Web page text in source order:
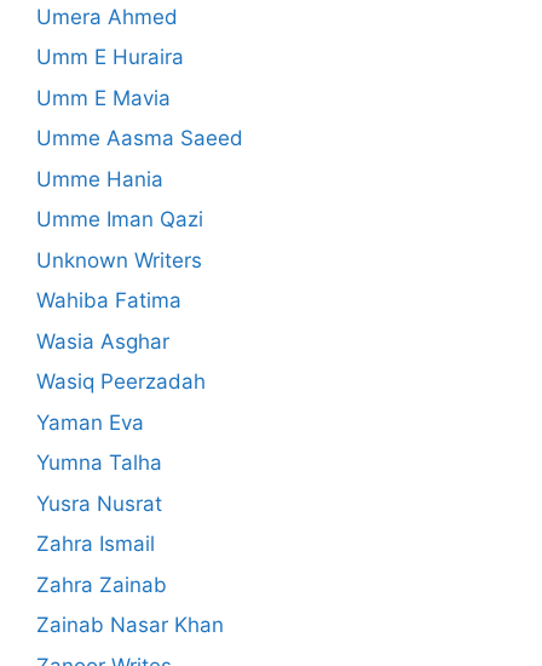
Umera Ahmed
Umm E Huraira
Umm E Mavia
Umme Aasma Saeed
Umme Hania
Umme Iman Qazi
Unknown Writers
Wahiba Fatima
Wasia Asghar
Wasiq Peerzadah
Yaman Eva
Yumna Talha
Yusra Nusrat
Zahra Ismail
Zahra Zainab
Zainab Nasar Khan